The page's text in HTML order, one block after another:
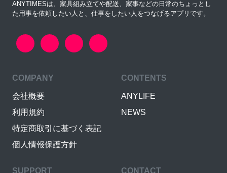
ANYTIMESは、家具組み立てや配送、家事などの日常のちょっとし
た用事を依頼したい人と、仕事をしたい人をつなげるアプリです。
COMPANY
会社概要
利用規約
特定商取引に基づく表記
個人情報保護方針
CONTENTS
ANYLIFE
NEWS
SUPPORT CONTACT